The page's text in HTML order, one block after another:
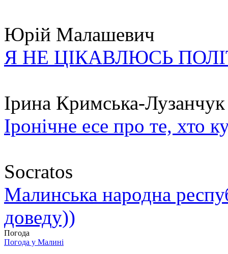
Юрій Малашевич
Я НЕ ЦІКАВЛЮСЬ
Ірина Кримська-Лузанчук
Іронічне есе про те, хто
Socratos
Малинська народна
доведу))
Погода
Погода у Малині